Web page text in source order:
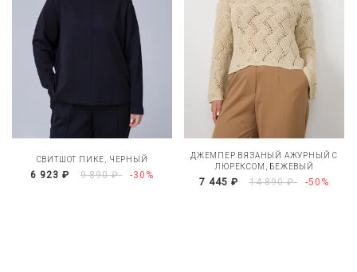
СВИТШОТ ПИКЕ, ЧЕРНЫЙ
6 923 ₽ 9 890 ₽ -30%
ДЖЕМПЕР ВЯЗАНЫЙ АЖУРНЫЙ С
ЛЮРЕКСОМ, БЕЖЕВЫЙ
7 445 ₽ 14 890 ₽ -50%